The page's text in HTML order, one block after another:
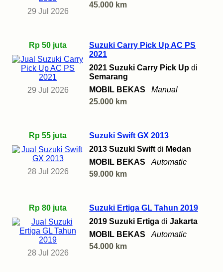
29 Jul 2026
45.000 km
Rp 50 juta
29 Jul 2026
Suzuki Carry Pick Up AC PS
2021
2021 Suzuki Carry Pick Up di
Semarang
MOBIL BEKAS
Manual
25.000 km
Rp 55 juta
28 Jul 2026
Suzuki Swift GX 2013
2013 Suzuki Swift di Medan
MOBIL BEKAS
Automatic
59.000 km
Rp 80 juta
28 Jul 2026
Suzuki Ertiga GL Tahun 2019
2019 Suzuki Ertiga di Jakarta
MOBIL BEKAS
Automatic
54.000 km